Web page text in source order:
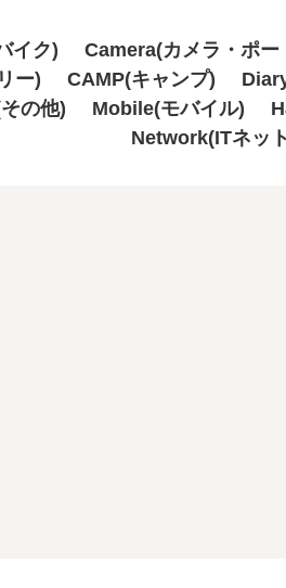
イク) Camera(カメラ・ポー
ー)
CAMP(キャンプ)
の他) Mobile(モバイル)
Network(ITネッ